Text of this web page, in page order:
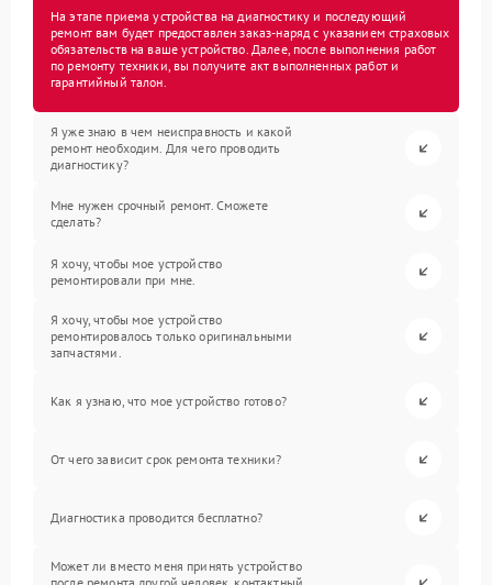
На этапе приема устройства на диагностику и последующий
ремонт вам будет предоставлен заказ-наряд с указанием страховых
обязательств на ваше устройство. Далее, после выполнения работ
по ремонту техники, вы получите акт выполненных работ и
гарантийный талон.
Я уже знаю в чем неисправность и какой
ремонт необходим. Для чего проводить
диагностику?
Мне нужен срочный ремонт. Сможете
сделать?
Я хочу, чтобы мое устройство
ремонтировали при мне.
Я хочу, чтобы мое устройство
ремонтировалось только оригинальными
запчастями.
Как я узнаю, что мое устройство готово?
От чего зависит срок ремонта техники?
Диагностика проводится бесплатно?
Может ли вместо меня принять устройство